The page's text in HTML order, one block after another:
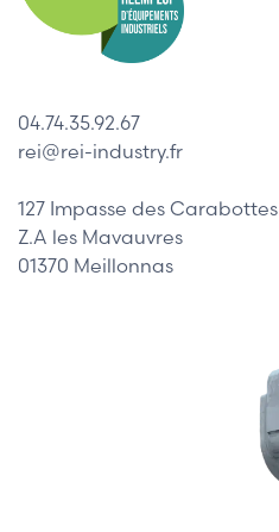
04.74.35.92.67
rei@rei-industry.fr
127 Impasse des Carabottes
Z.A les Mavauvres
01370 Meillonnas